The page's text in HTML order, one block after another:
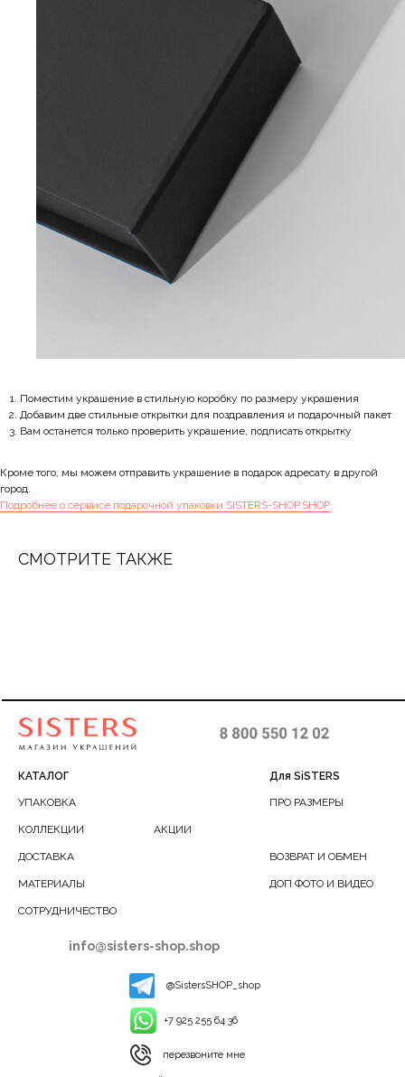
Поместим украшение в стильную коробку по размеру украшения
Добавим две стильные открытки для поздравления и подарочный пакет
Вам останется только проверить украшение, подписать открытку
Кроме того, мы можем отправить украшение в подарок адресату в другой
город.
Подробнее о сервисе подарочной упаковки SISTERS-SHOP.SHOP
СМОТРИТЕ ТАКЖЕ
КАТАЛОГ Для SiSTERS
info@sisters-shop.shop
УПАКОВКА
ДОСТАВКА
КОЛЛЕКЦИИ
ПРО РАЗМЕРЫ
АКЦИИ
ВОЗВРАТ И ОБМЕН
ДОП ФОТО И ВИДЕО
@SistersSHOP_shop
+7 925 255 64 36
перезвоните мне
МАТЕРИАЛЫ
СОТРУДНИЧЕСТВО